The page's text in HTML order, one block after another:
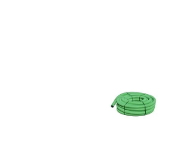
ZVLHČOVAČE VZDUCHU PRŮMYSLOVÉ